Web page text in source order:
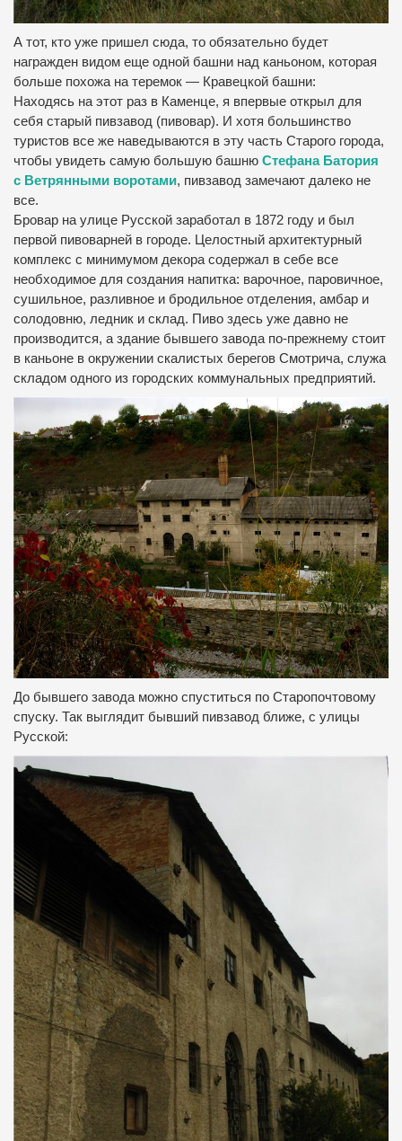
А тот, кто уже пришел сюда, то обязательно будет
награжден видом еще одной башни над каньоном, которая
больше похожа на теремок — Кравецкой башни:
Находясь на этот раз в Каменце, я впервые открыл для
себя старый пивзавод (пивовар). И хотя большинство
туристов все же наведываются в эту часть Старого города,
чтобы увидеть самую большую башню Стефана Батория
с Ветрянными воротами, пивзавод замечают далеко не
все.
Бровар на улице Русской заработал в 1872 году и был
первой пивоварней в городе. Целостный архитектурный
комплекс с минимумом декора содержал в себе все
необходимое для создания напитка: варочное, паровичное,
сушильное, разливное и бродильное отделения, амбар и
солодовню, ледник и склад. Пиво здесь уже давно не
производится, а здание бывшего завода по-прежнему стоит
в каньоне в окружении скалистых берегов Смотрича, служа
складом одного из городских коммунальных предприятий.
До бывшего завода можно спуститься по Старопочтовому
спуску. Так выглядит бывший пивзавод ближе, с улицы
Русской: